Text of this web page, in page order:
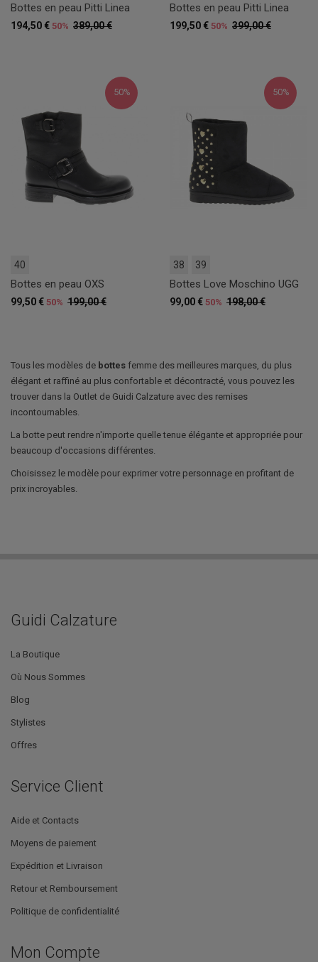
Bottes en peau Pitti Linea
389,00 €
194,50 € 50%
Bottes en peau Pitti Linea
399,00 €
199,50 € 50%
50%
40
Bottes en peau OXS
199,00 €
99,50 € 50%
50%
38 39
Bottes Love Moschino UGG
198,00 €
99,00 € 50%
Tous les modèles de bottes femme des meilleures marques, du plus
élégant et raffiné au plus confortable et décontracté, vous pouvez les
trouver dans la Outlet de Guidi Calzature avec des remises
incontournables.
La botte peut rendre n'importe quelle tenue élégante et appropriée pour
beaucoup d'occasions différentes.
Choisissez le modèle pour exprimer votre personnage en profitant de
prix incroyables.
Guidi Calzature
La Boutique
Où Nous Sommes
Blog
Stylistes
Offres
Service Client
Aide et Contacts
Moyens de paiement
Expédition et Livraison
Retour et Remboursement
Politique de confidentialité
Mon Compte